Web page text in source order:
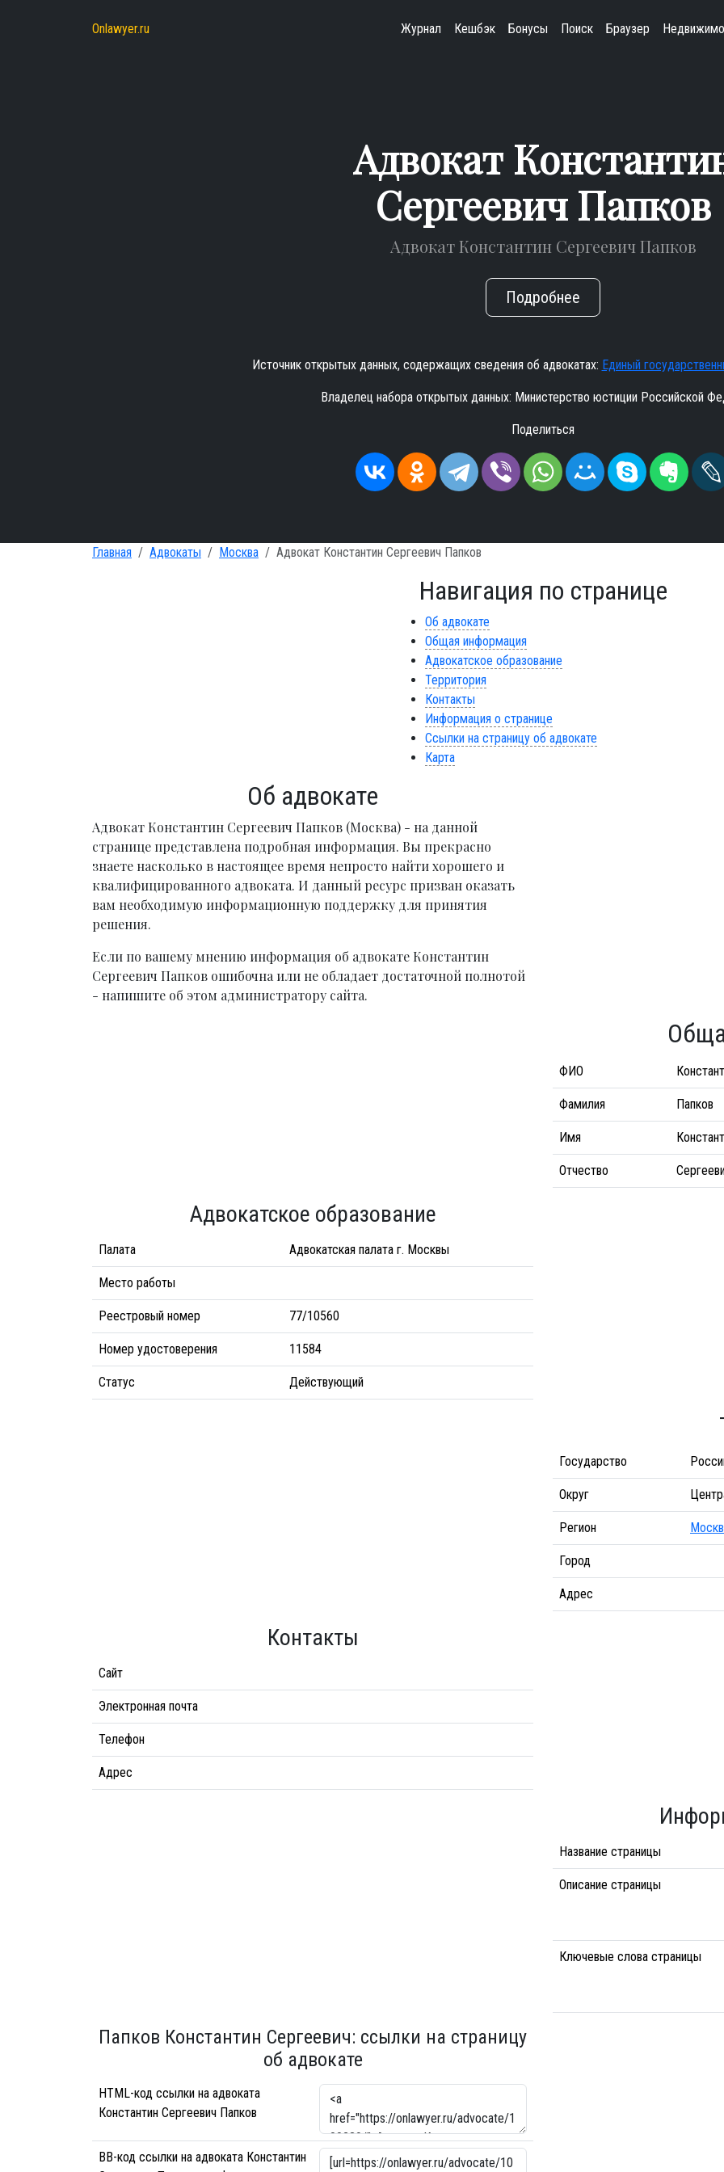
Onlawyer.ru Журнал Кешбэк Бонусы Поиск Браузер
Адвокат
Сергеевич Папков
Адвокат Константин Сергеевич Папков
Подробнее
Источник открытых данных, содержащих сведения об адвокатах: Единый
Владелец набора открытых данных: Министерство юстиции Российской
Поделиться
Главная Адвокаты Москва Адвокат Константин Сергеевич Папков
Навигация по странице
Об адвокате
Общая информация
Адвокатское образование
Территория
Контакты
Информация о странице
Ссылки на страницу об адвокате
Карта
Об адвокате
Адвокат Константин Сергеевич Папков (Москва) - на данной
странице представлена подробная информация. Вы прекрасно
знаете насколько в настоящее время непросто найти хорошего и
квалифицированного адвоката. И данный ресурс призван оказать
вам необходимую информационную поддержку для принятия
решения.
Если по вашему мнению информация об адвокате Константин
Сергеевич Папков ошибочна или не обладает достаточной полнотой
- напишите об этом администратору сайта.
ФИО
Фамилия Папков
Имя
Отчество
Адвокатское образование
Палата Адвокатская палата г. Москвы
Место работы
Реестровый номер 77/10560
Номер удостоверения 11584
Статус Действующий
Государство
Округ
Регион
Город
Адрес
Контакты
Сайт
Электронная почта
Телефон
Адрес
Название страницы
Описание страницы
Ключевые слова страницы
Папков Константин Сергеевич: ссылки на страницу
об адвокате
HTML-код ссылки на адвоката
Константин Сергеевич Папков
BB-код ссылки на адвоката Константин